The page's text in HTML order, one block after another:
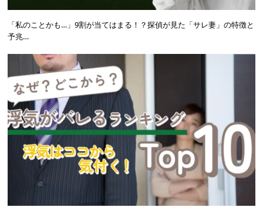
「私のことかも…」9割が当てはまる！？探偵が見た「サレ妻」の特徴と
予兆…